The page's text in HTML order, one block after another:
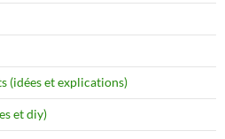
(idées et explications)
et diy)